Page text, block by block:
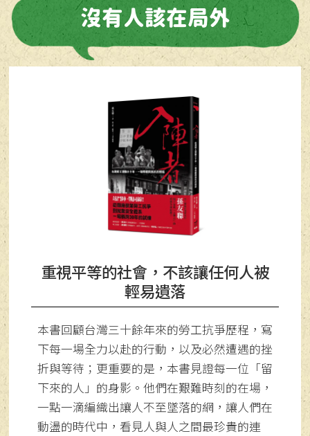
沒有人該在局外
重視平等的社會，不該讓任何人被
輕易遺落
本書回顧台灣三十餘年來的勞工抗爭歷程，寫
下每一場全力以赴的行動，以及必然遭遇的挫
折與等待；更重要的是，本書見證每一位「留
下來的人」的身影。他們在艱難時刻的在場，
一點一滴編織出讓人不至墜落的網，讓人們在
動盪的時代中，看見人與人之間最珍貴的連